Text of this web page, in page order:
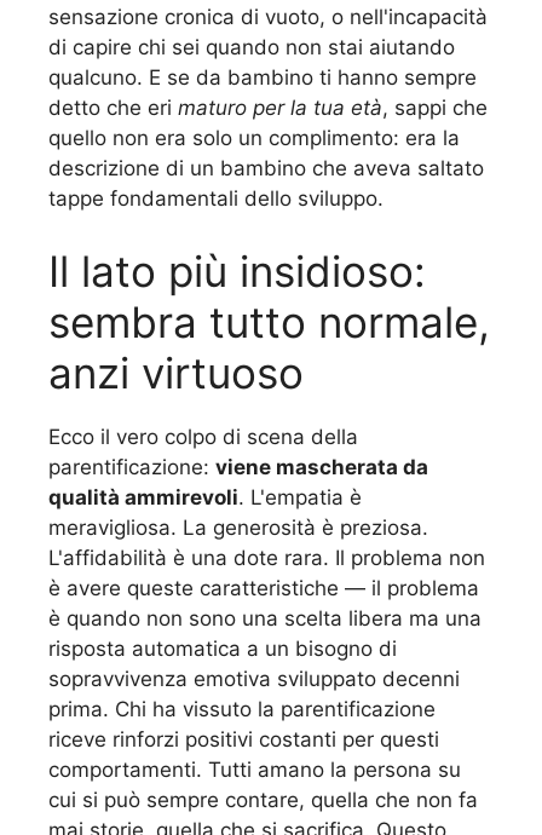
sensazione cronica di vuoto, o nell'incapacità
di capire chi sei quando non stai aiutando
qualcuno. E se da bambino ti hanno sempre
detto che eri maturo per la tua età, sappi che
quello non era solo un complimento: era la
descrizione di un bambino che aveva saltato
tappe fondamentali dello sviluppo.
Il lato più insidioso:
sembra tutto normale,
anzi virtuoso
Ecco il vero colpo di scena della
parentificazione: viene mascherata da
qualità ammirevoli. L'empatia è
meravigliosa. La generosità è preziosa.
L'affidabilità è una dote rara. Il problema non
è avere queste caratteristiche — il problema
è quando non sono una scelta libera ma una
risposta automatica a un bisogno di
sopravvivenza emotiva sviluppato decenni
prima. Chi ha vissuto la parentificazione
riceve rinforzi positivi costanti per questi
comportamenti. Tutti amano la persona su
cui si può sempre contare, quella che non fa
mai storie, quella che si sacrifica. Questo